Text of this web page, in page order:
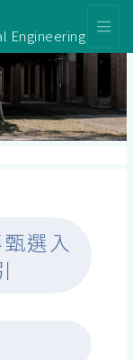
Engineering
選入